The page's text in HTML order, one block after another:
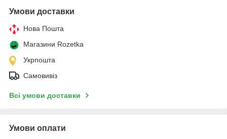
Умови доставки
Нова Пошта
Магазини Rozetka
Укрпошта
Самовивіз
Всі умови доставки
Умови оплати